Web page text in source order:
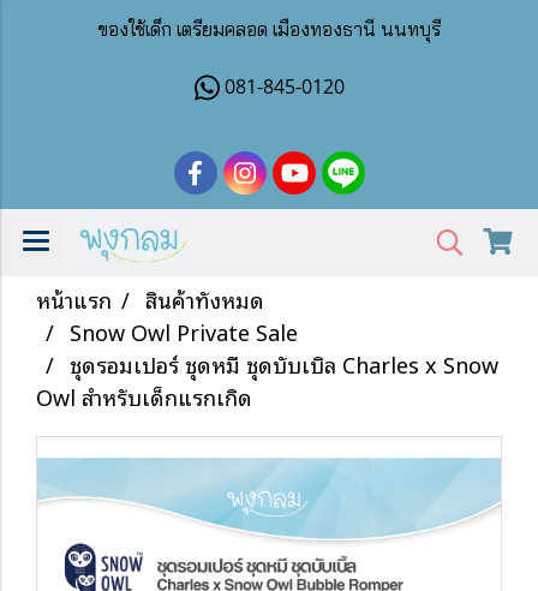
ของใช้เด็ก เตรียมคลอด เมืองทองธานี นนทบุรี
081-845-0120
หน้าแรก
สินค้าทั้งหมด
Snow Owl Private Sale
ชุดรอมเปอร์ ชุดหมี ชุดบับเบิ้ล Charles x Snow
Owl สำหรับเด็กแรกเกิด